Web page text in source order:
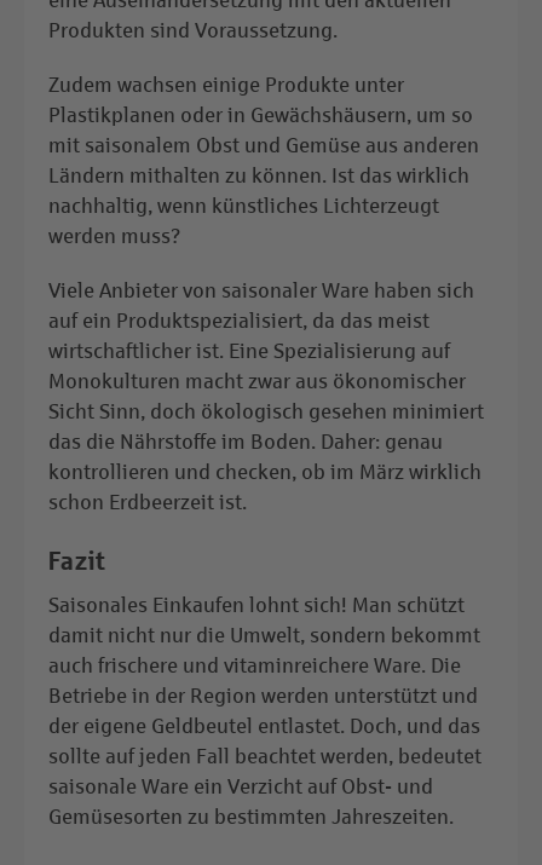
Produkten sind Voraussetzung.
Zudem wachsen einige Produkte unter
Plastikplanen oder in Gewächshäusern, um so
mit saisonalem Obst und Gemüse aus anderen
Ländern mithalten zu können. Ist das wirklich
nachhaltig, wenn künstliches Lichterzeugt
werden muss?
Viele Anbieter von saisonaler Ware haben sich
auf ein Produktspezialisiert, da das meist
wirtschaftlicher ist. Eine Spezialisierung auf
Monokulturen macht zwar aus ökonomischer
Sicht Sinn, doch ökologisch gesehen minimiert
das die Nährstoffe im Boden. Daher: genau
kontrollieren und checken, ob im März wirklich
schon Erdbeerzeit ist.
Fazit
Saisonales Einkaufen lohnt sich! Man schützt
damit nicht nur die Umwelt, sondern bekommt
auch frischere und vitaminreichere Ware. Die
Betriebe in der Region werden unterstützt und
der eigene Geldbeutel entlastet. Doch, und das
sollte auf jeden Fall beachtet werden, bedeutet
saisonale Ware ein Verzicht auf Obst- und
Gemüsesorten zu bestimmten Jahreszeiten.